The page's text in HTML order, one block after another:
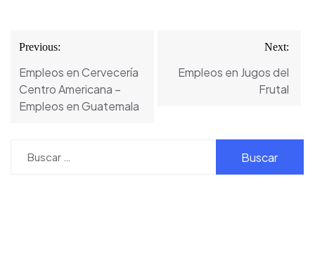
Navegación
de
entradas
Previous:
Empleos en Cervecería
Centro Americana –
Empleos en Guatemala
Next:
Empleos en Jugos del
Frutal